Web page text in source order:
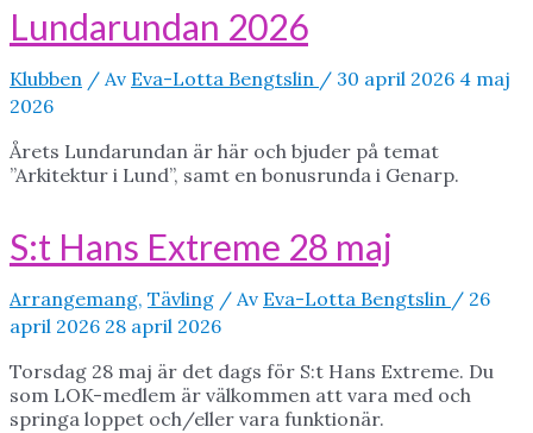
Lundarundan 2026
Klubben / Av Eva-Lotta Bengtslin / 30 april 2026 4 maj
2026
Årets Lundarundan är här och bjuder på temat
”Arkitektur i Lund”, samt en bonusrunda i Genarp.
S:t Hans Extreme 28 maj
Arrangemang, Tävling / Av Eva-Lotta Bengtslin / 26
april 2026 28 april 2026
Torsdag 28 maj är det dags för S:t Hans Extreme. Du
som LOK-medlem är välkommen att vara med och
springa loppet och/eller vara funktionär.